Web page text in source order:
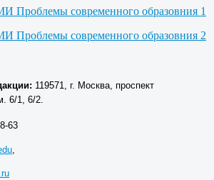
: 119571, г. Москва, проспект
6/1, 6/2.
63
,